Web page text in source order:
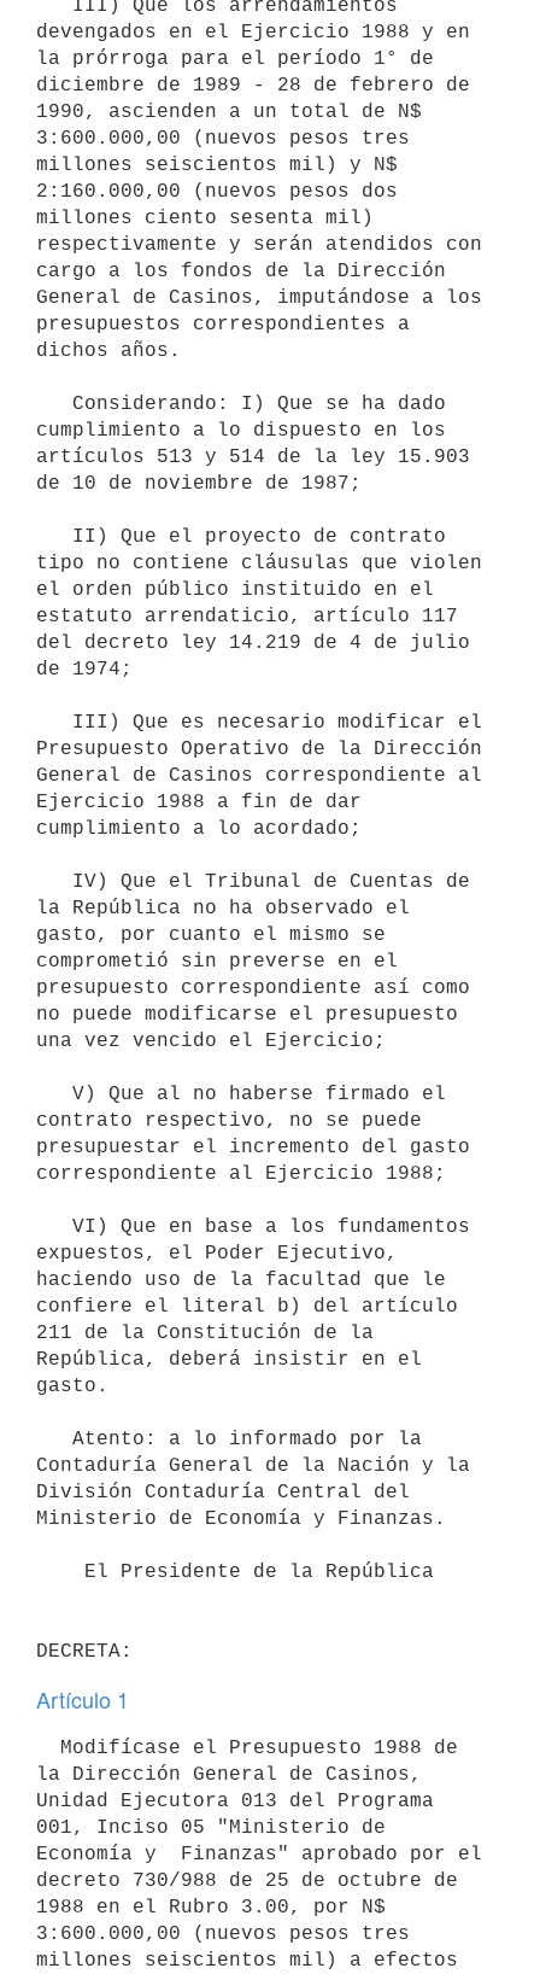
devengados en el Ejercicio 1988 y en
la prórroga para el período 1° de
diciembre de 1989 - 28 de febrero de
1990, ascienden a un total de N$
3:600.000,00 (nuevos pesos tres
millones seiscientos mil) y N$
2:160.000,00 (nuevos pesos dos
millones ciento sesenta mil)
respectivamente y serán atendidos con
cargo a los fondos de la Dirección
General de Casinos, imputándose a los
presupuestos correspondientes a
dichos años.
cumplimiento a lo dispuesto en los
artículos 513 y 514 de la ley 15.903
de 10 de noviembre de 1987;
tipo no contiene cláusulas que violen
el orden público instituido en el
estatuto arrendaticio, artículo 117
del decreto ley 14.219 de 4 de julio
de 1974;
Presupuesto Operativo de la Dirección
General de Casinos correspondiente al
Ejercicio 1988 a fin de dar
cumplimiento a lo acordado;
la República no ha observado el
gasto, por cuanto el mismo se
comprometió sin preverse en el
presupuesto correspondiente así como
no puede modificarse el presupuesto
una vez vencido el Ejercicio;
contrato respectivo, no se puede
presupuestar el incremento del gasto
correspondiente al Ejercicio 1988;
expuestos, el Poder Ejecutivo,
haciendo uso de la facultad que le
confiere el literal b) del artículo
211 de la Constitución de la
República, deberá insistir en el
gasto.
Contaduría General de la Nación y la
División Contaduría Central del
Ministerio de Economía y Finanzas.
Artículo 1
la Dirección General de Casinos,
Unidad Ejecutora 013 del Programa
001, Inciso 05 "Ministerio de
Economía y  Finanzas" aprobado por el
decreto 730/988 de 25 de octubre de
1988 en el Rubro 3.00, por N$
3:600.000,00 (nuevos pesos tres
millones seiscientos mil) a efectos